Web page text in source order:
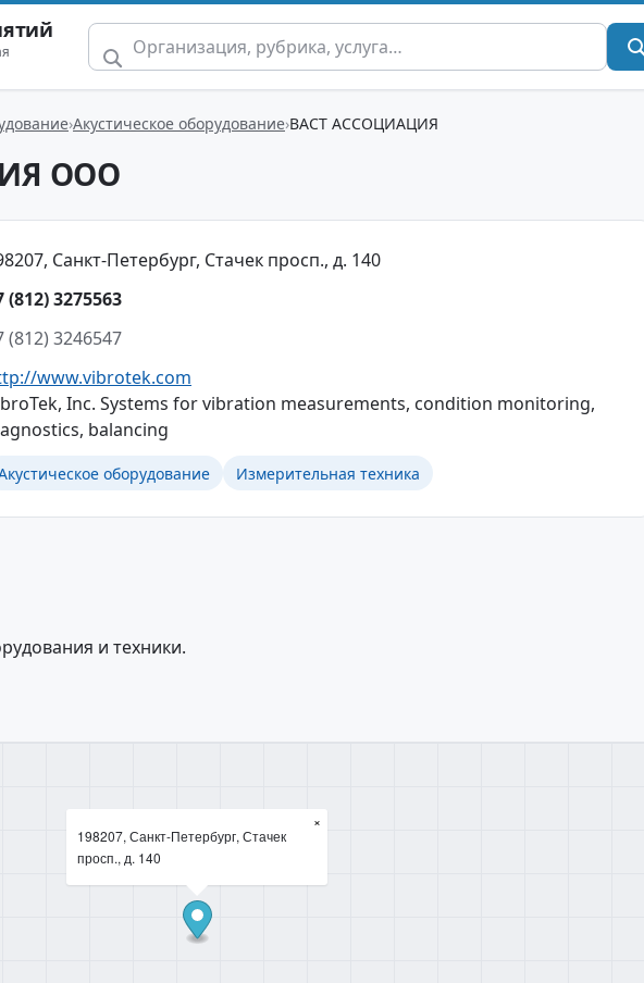
Акустическое оборудование ВАСТ АССОЦИАЦИЯ
ООО
Санкт-Петербург, Стачек просп., д. 140
(812) 3275563
(812) 3246547
www.vibrotek.com
Inc. Systems for vibration measurements, condition monitoring,
balancing
оборудование Измерительная техника
и техники.
198207, Санкт-Петербург, Стачек
просп., д. 140
×